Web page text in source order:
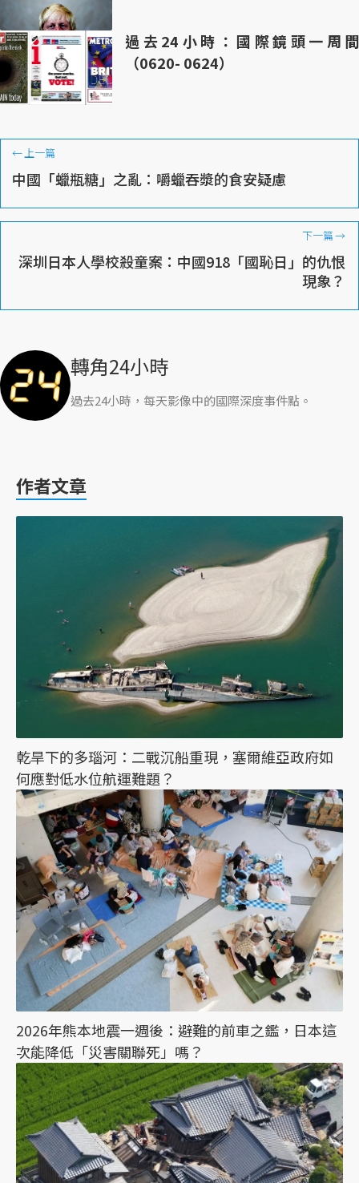
過去24小時：國際鏡頭一周間
（0620- 0624）
←上一篇
中國「蠟瓶糖」之亂：嚼蠟吞漿的食安疑慮
下一篇→
深圳日本人學校殺童案：中國918「國恥日」的仇恨
現象？
轉角24小時
過去24小時，每天影像中的國際深度事件點。
作者文章
乾旱下的多瑙河：二戰沉船重現，塞爾維亞政府如
何應對低水位航運難題？
2026年熊本地震一週後：避難的前車之鑑，日本這
次能降低「災害關聯死」嗎？